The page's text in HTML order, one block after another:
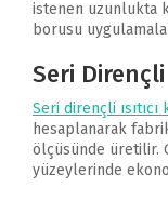
istenen uzunlukta
borusu
Seri
Seri dirençli
hesaplanarak
ölçüsünde üretilir.
yüzeylerinde